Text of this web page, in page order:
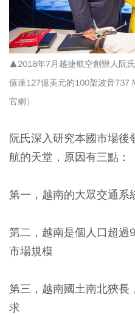
▲2018年7月越捷航空創辦人阮
值達127億美元的100架波音737
官網）
阮氏深入研究本國市場
航的天堂，原因有三點：
第一，越南的大眾交通系
第二，越南是個人口超
市場規模
第三，越南國土南北狹長
求